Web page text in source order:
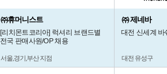
㈜휴머니스트
[리치몬트코리아] 럭셔리 브랜드별
전국 판매사원/OP 채용
서울,경기,부산 지점
㈜ 제네바
대전 신세계 바
대전 유성구